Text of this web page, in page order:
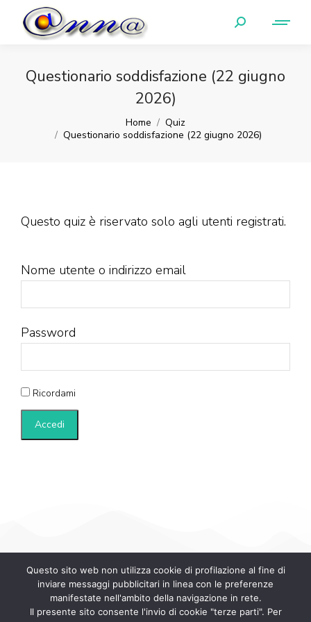
Questionario soddisfazione (22 giugno
2026)
Home
Quiz
Questionario soddisfazione (22 giugno 2026)
Questo quiz è riservato solo agli utenti registrati.
Nome utente o indirizzo email
Password
Ricordami
Questo sito web non utilizza cookie di profilazione al fine di
inviare messaggi pubblicitari in linea con le preferenze
manifestate nell'ambito della navigazione in rete.
Il presente sito consente l'invio di cookie "terze parti". Per